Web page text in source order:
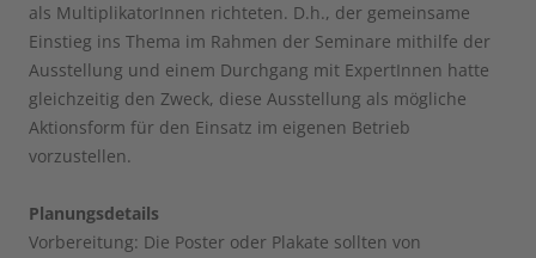
als MultiplikatorInnen richteten. D.h., der gemeinsame
Einstieg ins Thema im Rahmen der Seminare mithilfe der
Ausstellung und einem Durchgang mit ExpertInnen hatte
gleichzeitig den Zweck, diese Ausstellung als mögliche
Aktionsform für den Einsatz im eigenen Betrieb
vorzustellen.
Planungsdetails
Vorbereitung: Die Poster oder Plakate sollten von